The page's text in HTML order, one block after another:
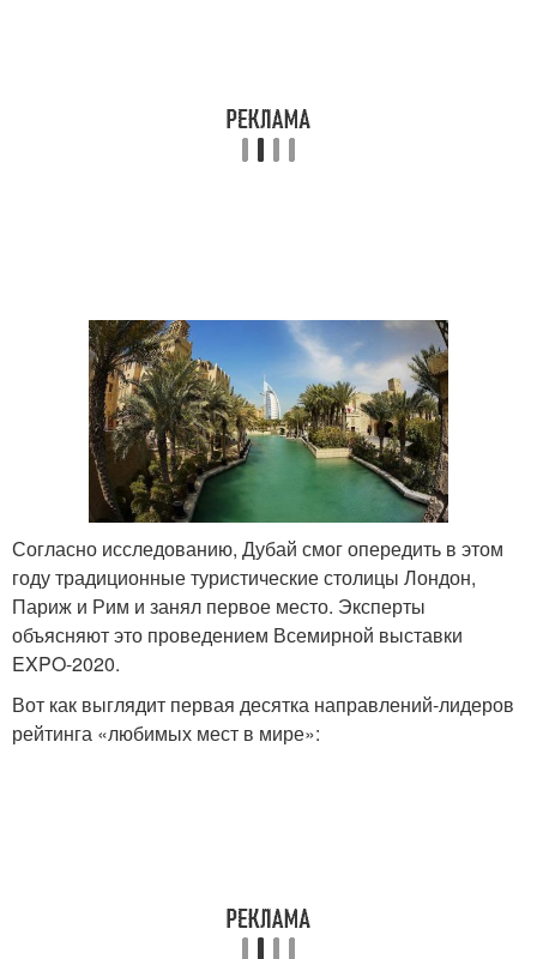
Согласно исследованию, Дубай смог опередить в этом
году традиционные туристические столицы Лондон,
Париж и Рим и занял первое место. Эксперты
объясняют это проведением Всемирной выставки
EXPO-2020.
Вот как выглядит первая десятка направлений-лидеров
рейтинга «любимых мест в мире»: